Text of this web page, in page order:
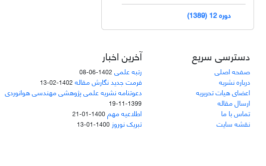
دوره 12 (1389)
دسترسی سریع
صفحه اصلی
درباره نشریه
اعضای هیات تحریریه
ارسال مقاله
تماس با ما
نقشه سایت
آخرین اخبار
رتبه علمی 1402-06-08
فرمت جدید نگارش مقاله 1402-02-13
دعوتنامه نشریه علمی پژوهشی مهندسی هوانوردی
1399-11-19
اطلاعیه مهم1400-01-21
تبریک نوروز 1400-01-13